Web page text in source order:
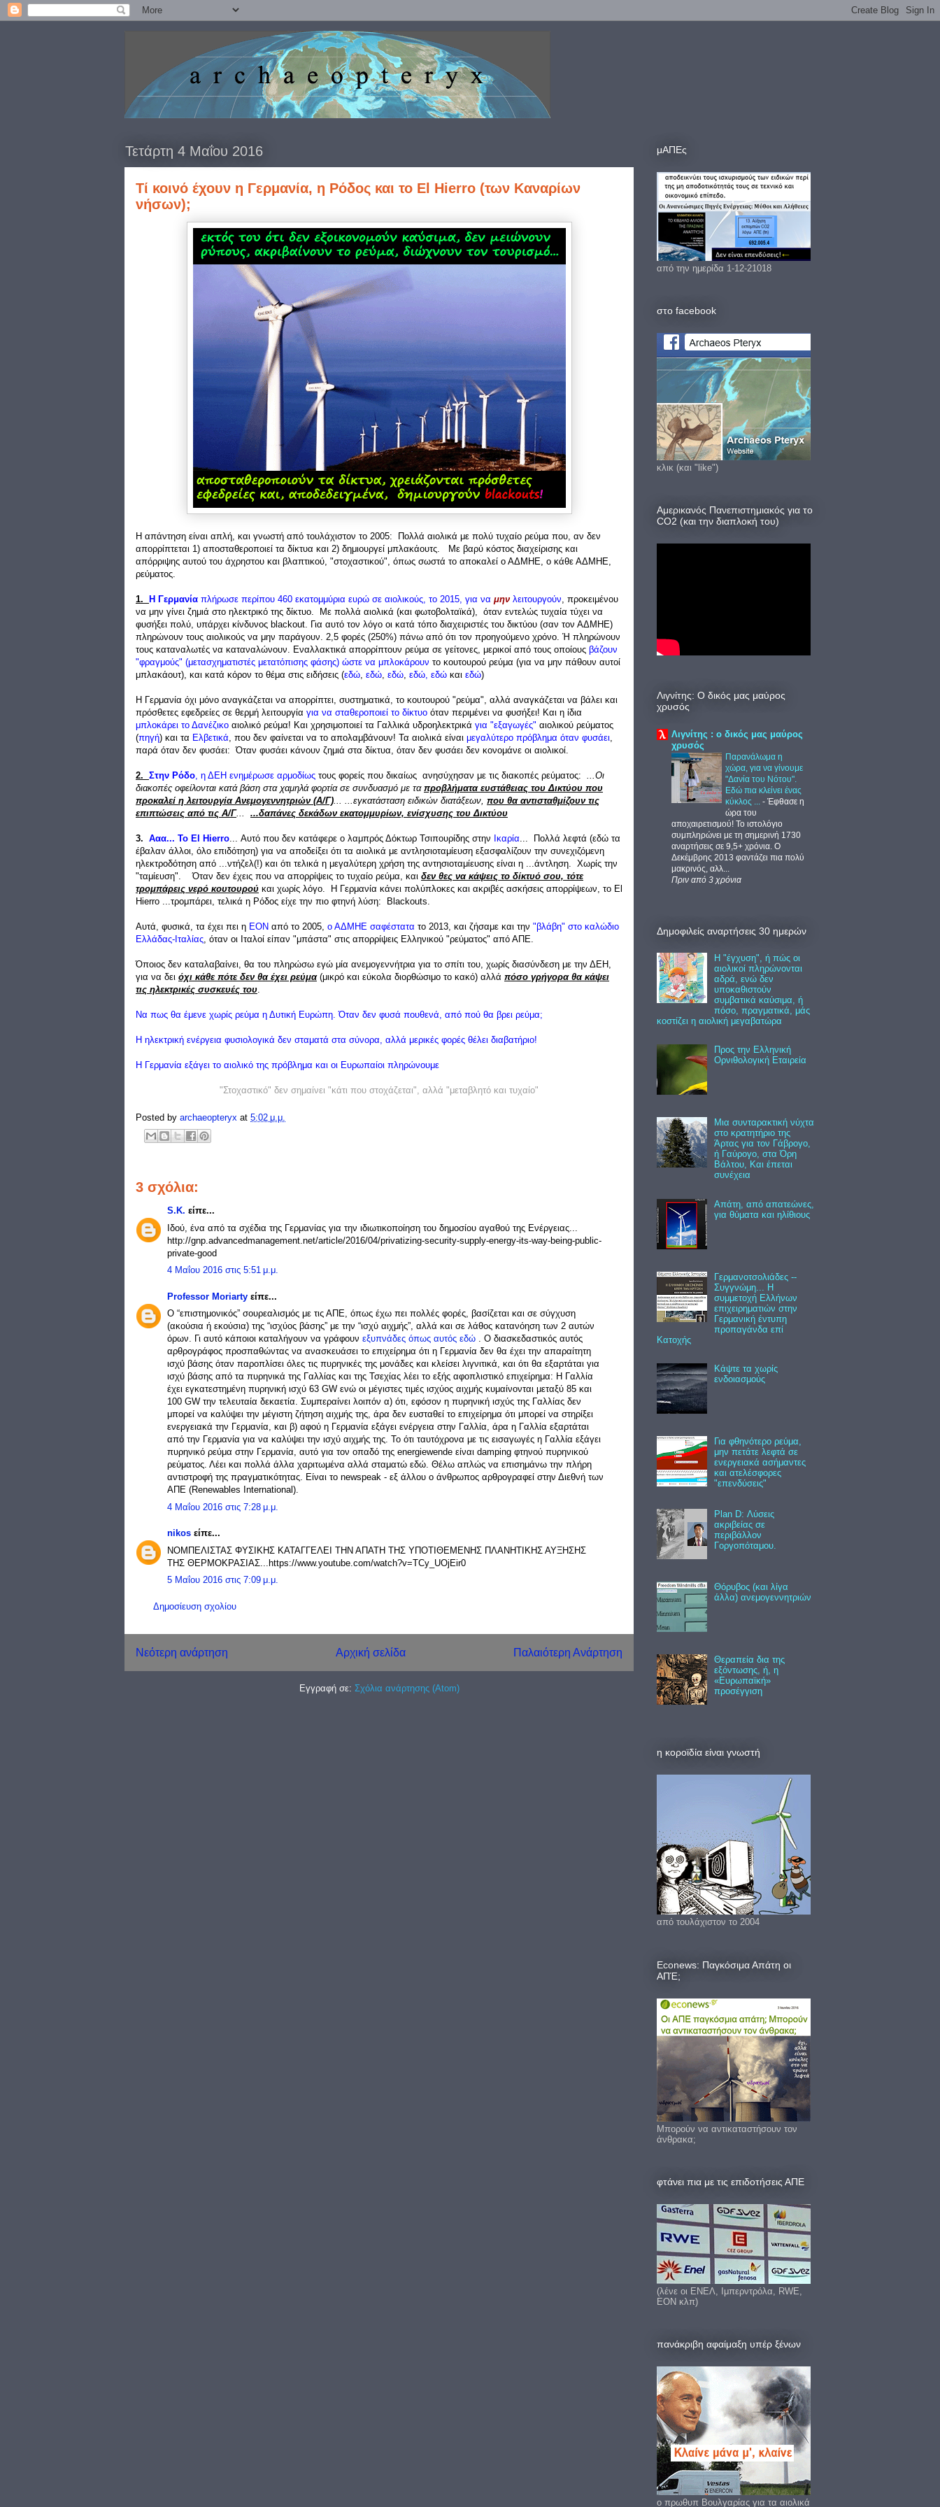
Τετάρτη 4 Μαΐου 2016
Tί κοινό έχουν η Γερμανία, η Ρόδος και το El Hierro (των Καναρίων
νήσων);
Η απάντηση είναι απλή, και γνωστή από τουλάχιστον το 2005: Πολλά αιολικά με πολύ τυχαίο ρεύμα που, αν δεν
απορρίπτεται 1) αποσταθεροποιεί τα δίκτυα και 2) δημιουργεί μπλακάουτς. Με βαρύ κόστος διαχείρισης και
απόρριψης αυτού του άχρηστου και βλαπτικού, "στοχαστικού", όπως σωστά το αποκαλεί ο ΑΔΜΗΕ, ο κάθε ΑΔΜΗΕ,
ρεύματος.
1. Η Γερμανία πλήρωσε περίπου 460 εκατομμύρια ευρώ σε αιολικούς, το 2015, για να μην λειτουργούν, προκειμένου
να μην γίνει ζημιά στο ηλεκτρικό της δίκτυο. Με πολλά αιολικά (και φωτοβολταϊκά), όταν εντελώς τυχαία τύχει να
φυσήξει πολύ, υπάρχει κίνδυνος blackout. Για αυτό τον λόγο οι κατά τόπο διαχειριστές του δικτύου (σαν τον ΑΔΜΗΕ)
πληρώνουν τους αιολικούς να μην παράγουν. 2,5 φορές (250%) πάνω από ότι τον προηγούμενο χρόνο. Ή πληρώνουν
τους καταναλωτές να καταναλώνουν. Εναλλακτικά απορρίπτουν ρεύμα σε γείτονες, μερικοί από τους οποίους βάζουν
"φραγμούς" (μετασχηματιστές μετατόπισης φάσης) ώστε να μπλοκάρουν το κουτουρού ρεύμα (για να μην πάθουν αυτοί
μπλακάουτ), και κατά κόρον το θέμα στις ειδήσεις (εδώ, εδώ, εδώ, εδώ, εδώ και εδώ)
Η Γερμανία όχι μόνο αναγκάζεται να απορρίπτει, συστηματικά, το κουτουρού "ρεύμα", αλλά αναγκάζεται να βάλει και
πρόσθετες εφεδρείες σε θερμή λειτουργία για να σταθεροποιεί το δίκτυο όταν περιμένει να φυσήξει! Και η ίδια
μπλοκάρει το Δανέζικο αιολικό ρεύμα! Και χρησιμοποιεί τα Γαλλικά υδροηλεκτρικά για "εξαγωγές" αιολικού ρεύματος
(πηγή) και τα Ελβετικά, που δεν φαίνεται να το απολαμβάνουν! Τα αιολικά είναι μεγαλύτερο πρόβλημα όταν φυσάει,
παρά όταν δεν φυσάει: Όταν φυσάει κάνουν ζημιά στα δίκτυα, όταν δεν φυσάει δεν κονομάνε οι αιολικοί.
2. Στην Ρόδο, η ΔΕΗ ενημέρωσε αρμοδίως τους φορείς που δικαίως ανησύχησαν με τις διακοπές ρεύματος: ...Οι
διακοπές οφείλονται κατά βάση στα χαμηλά φορτία σε συνδυασμό με τα προβλήματα ευστάθειας του Δικτύου που
προκαλεί η λειτουργία Ανεμογεννητριών (Α/Γ)... ...εγκατάσταση ειδικών διατάξεων, που θα αντισταθμίζουν τις
επιπτώσεις από τις Α/Γ... ...δαπάνες δεκάδων εκατομμυρίων, ενίσχυσης του Δικτύου
3. Ααα... Το El Hierro... Αυτό που δεν κατάφερε ο λαμπρός Δόκτωρ Τσιπουρίδης στην Ικαρία... Πολλά λεφτά (εδώ τα
έβαλαν άλλοι, όλο επιδότηση) για να αποδείξει ότι τα αιολικά με αντλησιοταμίευση εξασφαλίζουν την συνεχιζόμενη
ηλεκτροδότηση από ...ντήζελ(!) και ότι τελικά η μεγαλύτερη χρήση της αντησιοταμίευσης είναι η ...άντληση. Χωρίς την
"ταμίευση". Όταν δεν έχεις που να απορρίψεις το τυχαίο ρεύμα, και δεν θες να κάψεις το δίκτυό σου, τότε
τρομπάρεις νερό κουτουρού και χωρίς λόγο. Η Γερμανία κάνει πολύπλοκες και ακριβές ασκήσεις απορρίψεων, το El
Hierro ...τρομπάρει, τελικά η Ρόδος είχε την πιο φτηνή λύση: Blackouts.
Αυτά, φυσικά, τα έχει πει η ΕΟΝ από το 2005, ο ΑΔΜΗΕ σαφέστατα το 2013, και ζήσαμε και την "βλάβη" στο καλώδιο
Ελλάδας-Ιταλίας, όταν οι Ιταλοί είπαν "μπάστα" στις απορρίψεις Ελληνικού "ρεύματος" από ΑΠΕ.
Όποιος δεν καταλαβαίνει, θα του πληρώσω εγώ μία ανεμογεννήτρια για το σπίτι του, χωρίς διασύνδεση με την ΔΕΗ,
για να δει όχι κάθε πότε δεν θα έχει ρεύμα(μικρό και εύκολα διορθώσιμο το κακό) αλλά πόσο γρήγορα θα κάψει
τις ηλεκτρικές συσκευές του.
Να πως θα έμενε χωρίς ρεύμα η Δυτική Ευρώπη. Όταν δεν φυσά πουθενά, από πού θα βρει ρεύμα;
Η ηλεκτρική ενέργεια φυσιολογικά δεν σταματά στα σύνορα, αλλά μερικές φορές θέλει διαβατήριο!
Η Γερμανία εξάγει το αιολικό της πρόβλημα και οι Ευρωπαίοι πληρώνουμε
"Στοχαστικό" δεν σημαίνει "κάτι που στοχάζεται", αλλά "μεταβλητό και τυχαίο"
Posted by archaeopteryx at 5:02 μ.μ.
3 σχόλια:
S.K. είπε...
Ιδού, ένα από τα σχέδια της Γερμανίας για την ιδιωτικοποίηση του δημοσίου αγαθού της Ενέργειας...
http://gnp.advancedmanagement.net/article/2016/04/privatizing-security-supply-energy-its-way-being-public-
private-good
4 Μαΐου 2016 στις 5:51 μ.μ.
Professor Moriarty είπε...
Ο “επιστημονικός” σουρεαλισμός με τις ΑΠΕ, όπως έχω πει πολλές φορές, βασίζεται και σε σύγχυση
(ακούσια ή εκούσια) της “ισχύος βάσης” με την “ισχύ αιχμής”, αλλά και σε λάθος κατανόηση των 2 αυτών
όρων. Γι αυτό κάποιοι καταλήγουν να γράφουν εξυπνάδες όπως αυτός εδώ . Ο διασκεδαστικός αυτός
αρθρογράφος προσπαθώντας να ανασκευάσει το επιχείρημα ότι η Γερμανία δεν θα έχει την απαραίτητη
ισχύ βάσης όταν παροπλίσει όλες τις πυρηνικές της μονάδες και κλείσει λιγνιτικά, και ότι θα εξαρτάται για
ισχύ βάσης από τα πυρηνικά της Γαλλίας και της Τσεχίας λέει το εξής αφοπλιστικό επιχείρημα: Η Γαλλία
έχει εγκατεστημένη πυρηνική ισχύ 63 GW ενώ οι μέγιστες τιμές ισχύος αιχμής κυμαίνονται μεταξύ 85 και
100 GW την τελευταία δεκαετία. Συμπεραίνει λοιπόν α) ότι, εφόσον η πυρηνική ισχύς της Γαλλίας δεν
μπορεί να καλύψει την μέγιστη ζήτηση αιχμής της, άρα δεν ευσταθεί το επιχείρημα ότι μπορεί να στηρίξει
ενεργειακά την Γερμανία, και β) αφού η Γερμανία εξάγει ενέργεια στην Γαλλία, άρα η Γαλλία εξαρτάται
από την Γερμανία για να καλύψει την ισχύ αιχμής της. Το ότι ταυτόχρονα με τις εισαγωγές η Γαλλία εξάγει
πυρηνικό ρεύμα στην Γερμανία, αυτό για τον οπαδό της energiewende είναι damping φτηνού πυρηνικού
ρεύματος. Λέει και πολλά άλλα χαριτωμένα αλλά σταματώ εδώ. Θέλω απλώς να επισημάνω την πλήρη
αντιστροφή της πραγματικότητας. Είναι το newspeak - εξ άλλου ο άνθρωπος αρθρογραφεί στην Διεθνή των
ΑΠΕ (Renewables International).
4 Μαΐου 2016 στις 7:28 μ.μ.
nikos είπε...
ΝΟΜΠΕΛΙΣΤΑΣ ΦΥΣΙΚΗΣ ΚΑΤΑΓΓΕΛΕΙ ΤΗΝ ΑΠΑΤΗ ΤΗΣ ΥΠΟΤΙΘΕΜΕΝΗΣ ΠΛΑΝΗΤΙΚΗΣ ΑΥΞΗΣΗΣ
ΤΗΣ ΘΕΡΜΟΚΡΑΣΙΑΣ...https://www.youtube.com/watch?v=TCy_UOjEir0
5 Μαΐου 2016 στις 7:09 μ.μ.
Δημοσίευση σχολίου
Νεότερη ανάρτηση Παλαιότερη Ανάρτηση
Αρχική σελίδα
Εγγραφή σε: Σχόλια ανάρτησης (Atom)
μΑΠΕς
από την ημερίδα 1-12-21018
στο facebook
κλικ (και "like")
Αμερικανός Πανεπιστημιακός για το
CO2 (και την διαπλοκή του)
Λιγνίτης: Ο δικός μας μαύρος
χρυσός
Λιγνίτης : ο δικός μας μαύρος
χρυσός
Παρανάλωμα η
χώρα, για να γίνουμε
"Δανία του Νότου".
Εδώ πια κλείνει ένας
κύκλος ... - Έφθασε η
ώρα του
αποχαιρετισμού! Το ιστολόγιο
συμπληρώνει με τη σημερινή 1730
αναρτήσεις σε 9,5+ χρόνια. Ο
Δεκέμβρης 2013 φαντάζει πια πολύ
μακρινός, αλλ...
Πριν από 3 χρόνια
Δημοφιλείς αναρτήσεις 30 ημερών
Η "έγχυση", ή πώς οι
αιολικοί πληρώνονται
αδρά, ενώ δεν
υποκαθιστούν
συμβατικά καύσιμα, ή
πόσο, πραγματικά, μάς
κοστίζει η αιολική μεγαβατώρα
Προς την Ελληνική
Ορνιθολογική Εταιρεία
Μια συνταρακτική νύχτα
στο κρατητήριο της
Άρτας για τον Γάβρογο,
ή Γαύρογο, στα Όρη
Βάλτου, Και έπεται
συνέχεια
Απάτη, από απατεώνες,
για θύματα και ηλίθιους
Γερμανοτσολιάδες --
Συγγνώμη... Η
συμμετοχή Ελλήνων
επιχειρηματιών στην
Γερμανική έντυπη
προπαγάνδα επί
Κατοχής
Κάψτε τα χωρίς
ενδοιασμούς
Για φθηνότερο ρεύμα,
μην πετάτε λεφτά σε
ενεργειακά ασήμαντες
και ατελέσφορες
"επενδύσεις"
Plan D: Λύσεις
ακριβείας σε
περιβάλλον
Γοργοπόταμου.
Θόρυβος (και λίγα
άλλα) ανεμογεννητριών
Θεραπεία δια της
εξόντωσης, ή, η
«Ευρωπαϊκή»
προσέγγιση
η κοροϊδία είναι γνωστή
από τουλάχιστον το 2004
Econews: Παγκόσιμα Απάτη οι
ΑΠΈ;
Μπορούν να αντικαταστήσουν τον
άνθρακα;
φτάνει πια με τις επιδοτήσεις ΑΠΕ
(λένε οι ΕΝΕΛ, Ιμπερντρόλα, RWE,
EON κλπ)
πανάκριβη αφαίμαξη υπέρ ξένων
ο πρωθυπ Βουλγαρίας για τα αιολικά